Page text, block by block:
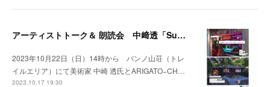
アーティストトーク＆ 朗読会 中﨑透「Sunny Day Light /ハルとテル」開催！
2023年10月22日（日）14時から バンノ山荘（トレ
イルエリア）にて美術家 中崎 透氏とARIGATO−CH…
2023.10.17 19:30